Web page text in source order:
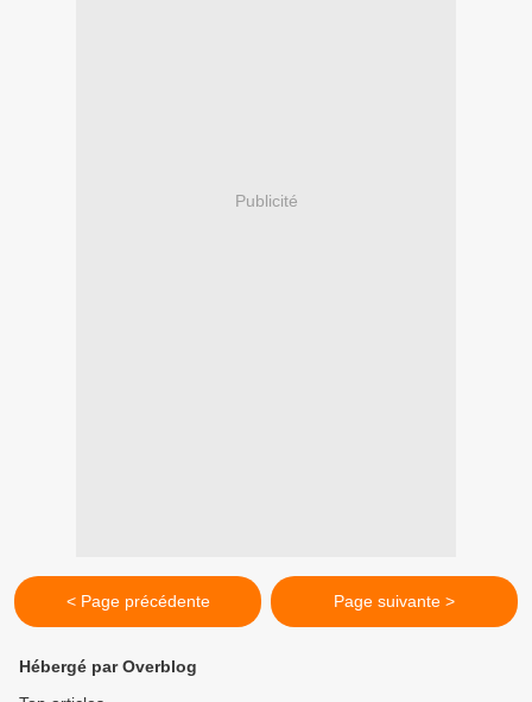
Publicité
< Page précédente Page suivante >
Hébergé par Overblog